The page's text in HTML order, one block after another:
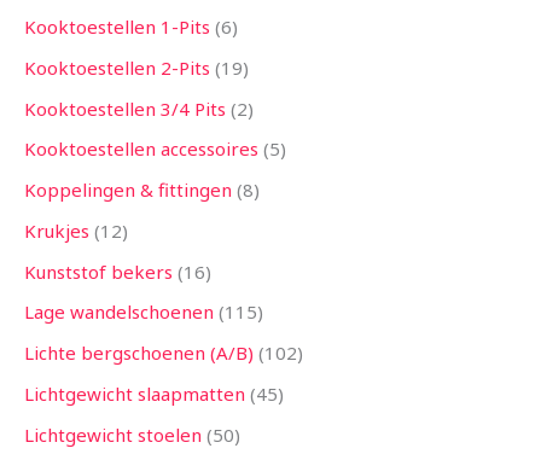
Kooktoestellen 1-Pits 6
Kooktoestellen 2-Pits 19
Kooktoestellen 3/4 Pits 2
Kooktoestellen accessoires 5
Koppelingen & fittingen 8
Krukjes 12
Kunststof bekers 16
Lage wandelschoenen 115
Lichte bergschoenen (A/B) 102
Lichtgewicht slaapmatten 45
Lichtgewicht stoelen 50